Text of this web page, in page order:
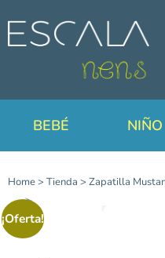
BEBÉ NIÑO
Home> Tienda > Zapatilla
¡Oferta!